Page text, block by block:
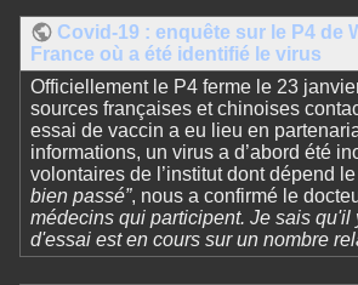
Covid-19 : enquête sur le P4 de
France où a été identifié le virus
Officiellement le P4 ferme le 23
sources françaises et chinoises
essai de vaccin a eu lieu en
informations, un virus a d’abord été
volontaires de l’institut dont dépend
bien passé”, nous a confirmé le
médecins qui participent. Je sais
d'essai est en cours sur un nombre